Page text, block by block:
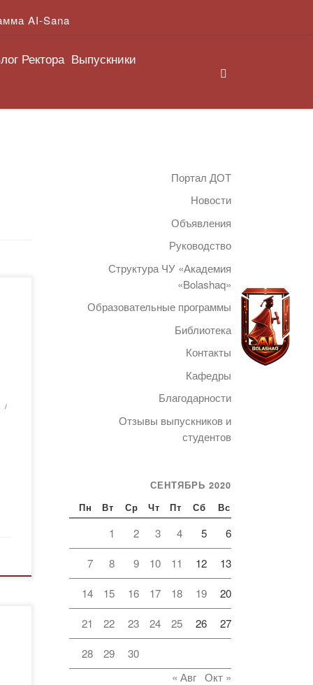
AI-Sana
Ректора Выпускники
Портал ДОТ
Новости
Объявления
Руководство
Структура ЧУ «Академия
«Bolashaq»
Образовательные программы
Библиотека
Контакты
Кафедры
Благодарности
Отзывы выпускников и
студентов
СЕНТЯБРЬ 2020
Пн Вт Ср Чт Пт Сб Вс
1 2 3 4 5 6
7 8 9 10 11 12 13
14 15 16 17 18 19 20
21 22 23 24 25 26 27
28 29
30
« Авг Окт »